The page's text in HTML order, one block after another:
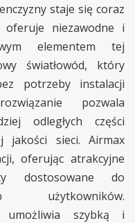
staje się coraz
oferuje niezawodne i
elementem tej
światłowód, który
potrzeby instalacji
pozwala
odległych części
jakości sieci. Airmax
oferując atrakcyjne
dostosowane do
użytkowników.
umożliwia szybką i